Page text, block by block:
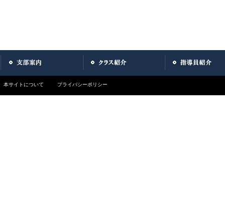
本サイトについて プライバシーポリシー